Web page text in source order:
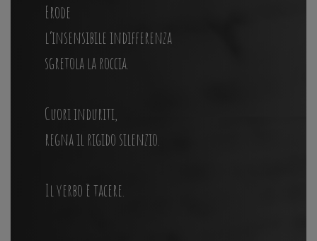
Erode
l’insensibile indifferenza
sgretola la roccia.
Cuori induriti,
regna il rigido silenzio.
Il verbo è tacere.